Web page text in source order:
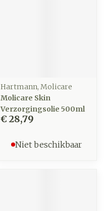
Hartmann, Molicare
Molicare Skin
Verzorgingsolie 500ml
€ 28,79
Niet beschikbaar